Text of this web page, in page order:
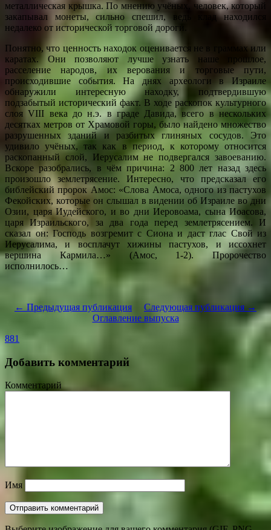
металлическая крышка. По мнению учёных, человек, который
закапывал монеты, сильно спешил, ведь клад находился
недалеко от исторической торговой дороги.
Понятно, что ценность находок оценивается не в граммах или
каратах. Они позволяют лучше узнать наше прошлое,
расселение народов, их верования и торговые пути,
происходившие события. На днях археологи в Израиле
обнаружили интересную находку, подтвердившую
подзабытый исторический факт. В ходе раскопок культурного
слоя VIII века до н.э. в граде Давида, всего в нескольких
десятках метров от Храмовой горы, было найдено множество
разрушенных зданий и разбитых глиняных сосудов. Это
удивило учёных, так как в период, к которому относится
раскопанный слой, Иерусалим не подвергался завоеванию.
Вскоре разобрались, в чём причина: 2 800 лет назад здесь
произошло землетрясение. Интересно, что предсказал его
библейский пророк Амос: «Слова Амоса, одного из пастухов
Фекойских, которые он слышал в видении об Израиле во дни
Озии, царя Иудейского, и во дни Иеровоама, сына Иоасова,
царя Израильского, за два года перед землетрясением. И
сказал он: Господь возгремит с Сиона и даст глас Свой из
Иерусалима, и восплачут хижины пастухов, и иссохнет
вершина Кармила…» (Амос, 1-2). Пророчество
исполнилось…
← Предыдущая публикация
Следующая публикация →
Оглавление выпуска
881
Добавить комментарий
Комментарий
Имя